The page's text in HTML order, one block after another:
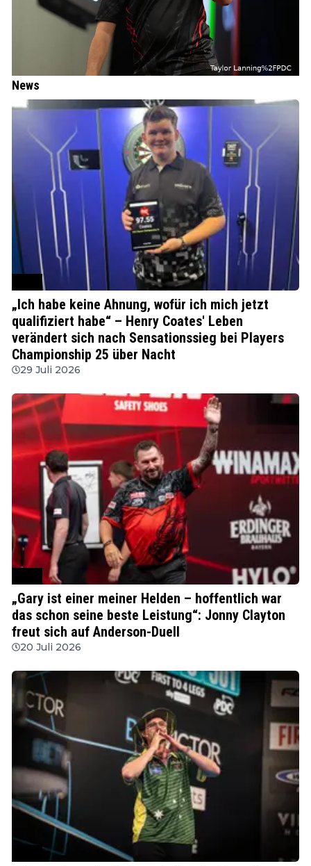
News
„Ich habe keine Ahnung, wofür ich mich jetzt
qualifiziert habe“ – Henry Coates' Leben
verändert sich nach Sensationssieg bei Players
Championship 25 über Nacht
29 Juli 2026
„Gary ist einer meiner Helden – hoffentlich war
das schon seine beste Leistung“: Jonny Clayton
freut sich auf Anderson-Duell
20 Juli 2026